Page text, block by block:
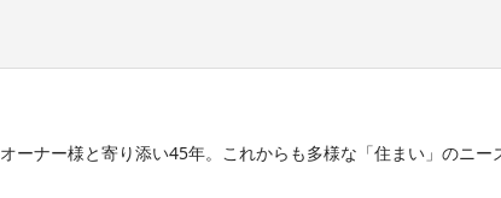
オーナー様と寄り添い45年。これからも多様な「住まい」のニー